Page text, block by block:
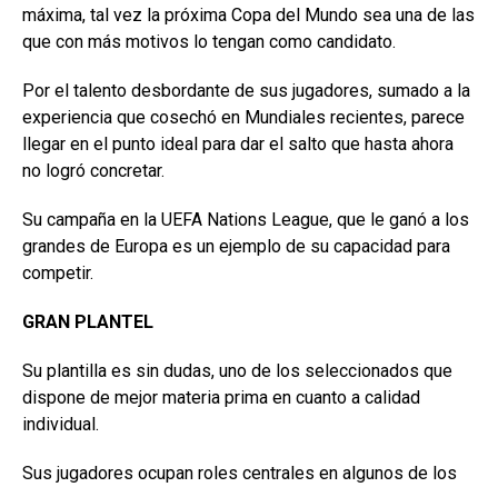
máxima, tal vez la próxima Copa del Mundo sea una de las
que con más motivos lo tengan como candidato.
Por el talento desbordante de sus jugadores, sumado a la
experiencia que cosechó en Mundiales recientes, parece
llegar en el punto ideal para dar el salto que hasta ahora
no logró concretar.
Su campaña en la UEFA Nations League, que le ganó a los
grandes de Europa es un ejemplo de su capacidad para
competir.
GRAN PLANTEL
Su plantilla es sin dudas, uno de los seleccionados que
dispone de mejor materia prima en cuanto a calidad
individual.
Sus jugadores ocupan roles centrales en algunos de los